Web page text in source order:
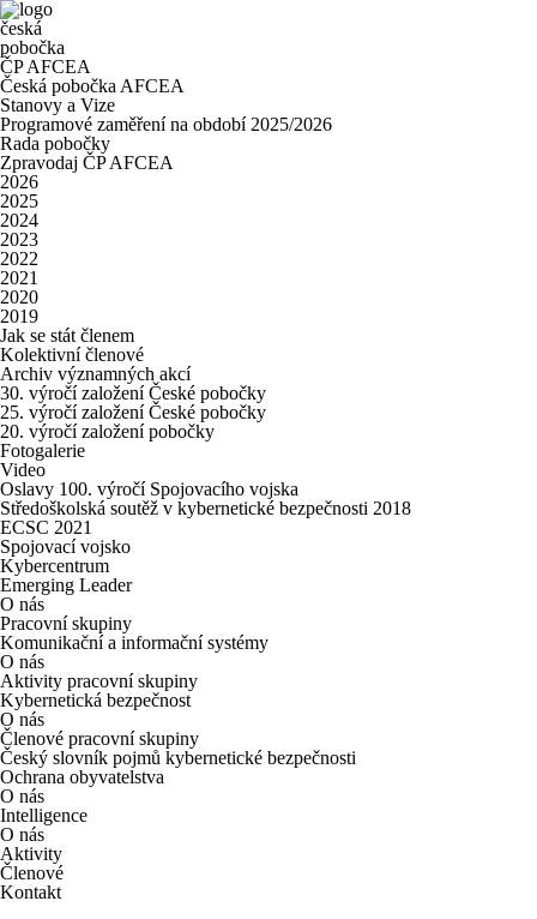
česká
pobočka
ČP AFCEA
Česká pobočka AFCEA
Stanovy a Vize
Programové zaměření na období 2025/2026
Rada pobočky
Zpravodaj ČP AFCEA
2026
2025
2024
2023
2022
2021
2020
2019
Jak se stát členem
Kolektivní členové
Archiv významných akcí
30. výročí založení České pobočky
25. výročí založení České pobočky
20. výročí založení pobočky
Fotogalerie
Video
Oslavy 100. výročí Spojovacího vojska
Středoškolská soutěž v kybernetické bezpečnosti 2018
ECSC 2021
Spojovací vojsko
Kybercentrum
Emerging Leader
O nás
Pracovní skupiny
Komunikační a informační systémy
O nás
Aktivity pracovní skupiny
Kybernetická bezpečnost
O nás
Členové pracovní skupiny
Český slovník pojmů kybernetické bezpečnosti
Ochrana obyvatelstva
O nás
Intelligence
O nás
Aktivity
Členové
Kontakt